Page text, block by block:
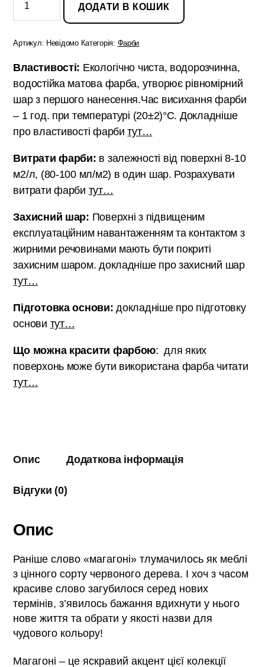
1
930.50₴
Властивості: Екологічно чиста, водорозчинна,
водостійка матова фарба, утворює рівномірний
шар з першого нанесення.Час висихання фарби
– 1 год. при температурі (20±2)°С. Докладніше
про властивості фарбитут…
Витрати фарби: в залежності від поверхні 8-10
м2/л, (80-100 мл/м2) в один шар. Розрахувати
витрати фарби тут…
Захисний шар: Поверхні з підвищеним
експлуатаційним навантаженням та контактом з
жирними речовинами мають бути покриті
захисним шаром. докладніше про захисний шар
тут…
Підготовка основи:докладніше про підготовку
основи тут…
Що можна красити фарбою: для яких
поверхонь може бути використана фарба читати
тут…
кількість
ДОДАТИ В КОШИК
Артикул: Невідомо Категорія: Фарби
Опис Додаткова інформація
Відгуки (0)
Опис
Раніше слово «магагоні» тлумачилось як меблі
з цінного сорту червоного дерева. І хоч з часом
красиве слово загубилося серед нових
термінів, з’явилось бажання вдихнути у нього
нове життя та обрати у якості назви для
чудового кольору!
Магагоні – це яскравий акцент цієї колекції